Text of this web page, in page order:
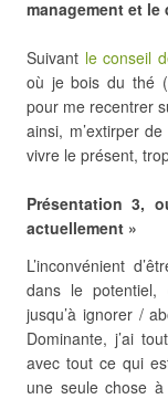
management et le
Suivant le conseil
où je bois du thé
pour me recentrer
ainsi, m’extirper
vivre le présent,
Présentation 3,
actuellement »
L’inconvénient
dans le
jusqu’à ignorer /
Dominante, j’ai
avec tout ce qui
une seule chose